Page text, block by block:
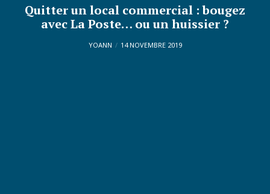
Quitter un local commercial : bougez
avec La Poste… ou un huissier ?
YOANN 14 NOVEMBRE 2019